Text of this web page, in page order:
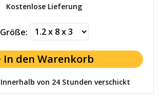
Kostenlose Lieferung
Größe:
Innerhalb von 24 Stunden verschickt